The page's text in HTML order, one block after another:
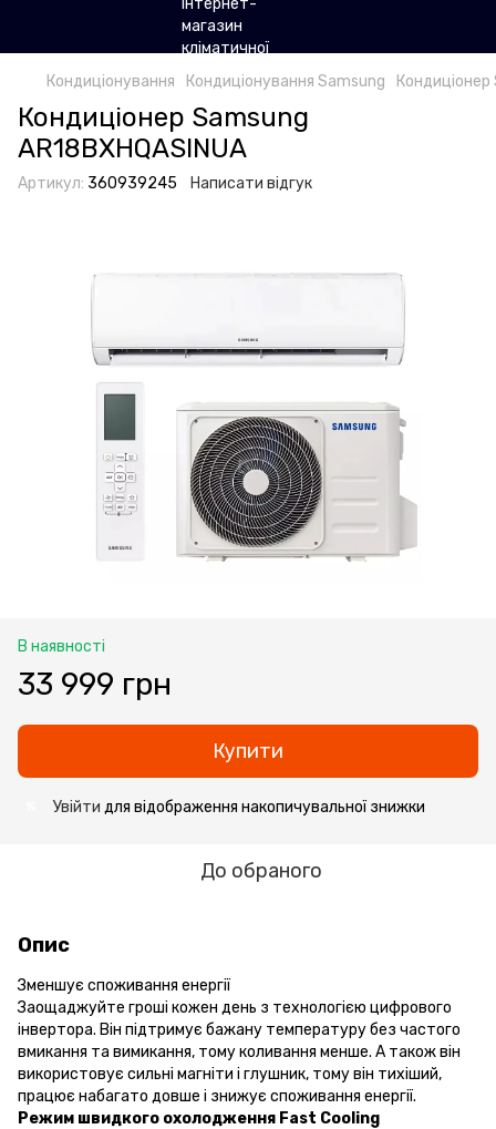
Кондиціонування Кондиціонування Samsung Кондиціонер
Кондиціонер Samsung
AR18BXHQASINUA
Артикул: 360939245 Написати відгук
В наявності
33 999 грн
Купити
Увійти для відображення накопичувальної знижки
До обраного
Опис
Зменшує споживання енергії
Заощаджуйте гроші кожен день з технологією цифрового
інвертора. Він підтримує бажану температуру без частого
вмикання та вимикання, тому коливання менше. А також він
використовує сильні магніти і глушник, тому він тихіший,
працює набагато довше і знижує споживання енергії.
Режим швидкого охолодження Fast Cooling